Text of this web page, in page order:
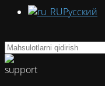
Русский